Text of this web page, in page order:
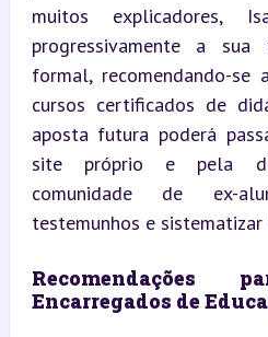
muitos explicadores,
progressivamente a sua
formal, recomendando-
cursos certificados de
aposta futura poderá
site próprio e pela
comunidade de ex-
testemunhos e
Encarregados de